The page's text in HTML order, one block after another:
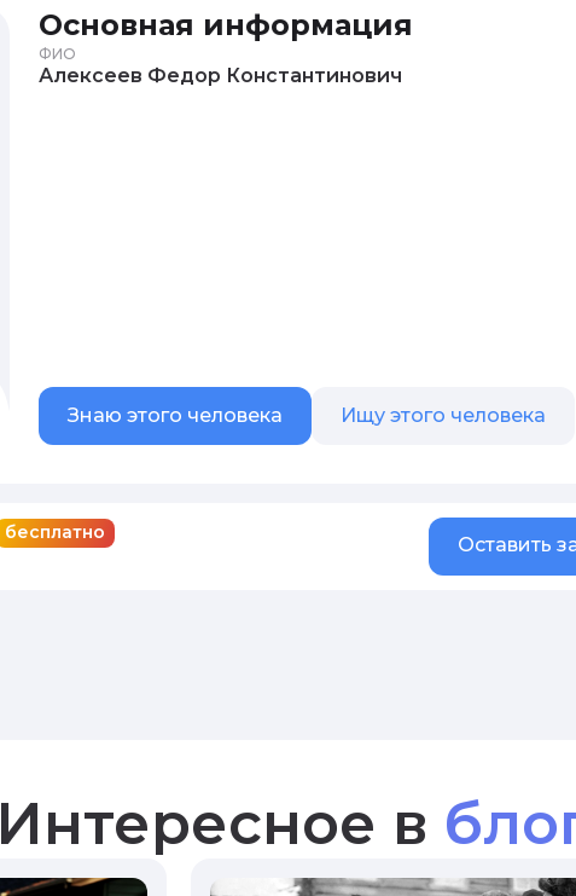
Основная информация
ФИО
Алексеев Федор Константинович
Знаю этого человека Ищу этого человека
бесплатно
Оставить
Интересное в